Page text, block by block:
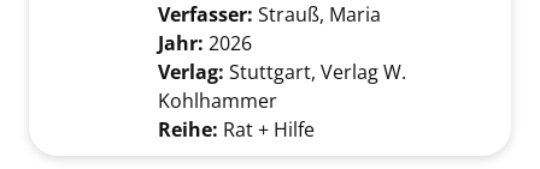
Verfasser: Strauß, Maria
Jahr: 2026
Verlag: Stuttgart, Verlag W.
Kohlhammer
Reihe: Rat + Hilfe